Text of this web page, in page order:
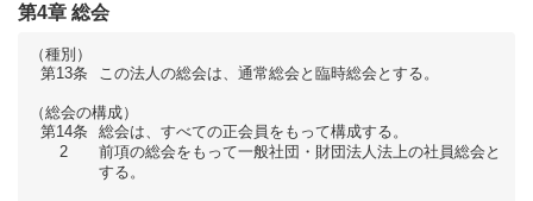
第4章 総会
（種別）
第13条
この法人の総会は、通常総会と臨時総会とする。
（総会の構成）
第14条
総会は、すべての正会員をもって構成する。
2
前項の総会をもって一般社団・財団法人法上の社員総会と
する。